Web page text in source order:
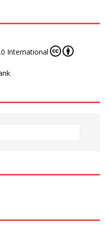
International